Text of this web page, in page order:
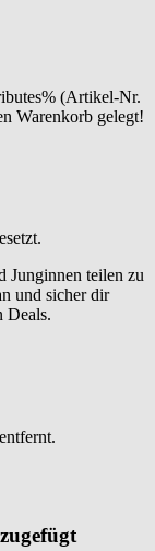
(Artikel-Nr.
Warenkorb gelegt!
Junginnen teilen zu
und sicher dir
Deals.